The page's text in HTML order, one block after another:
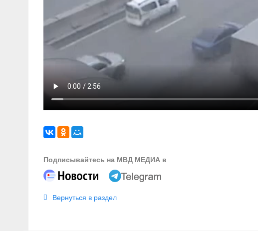
Подписывайтесь на МВД МЕДИА в
Вернуться в раздел